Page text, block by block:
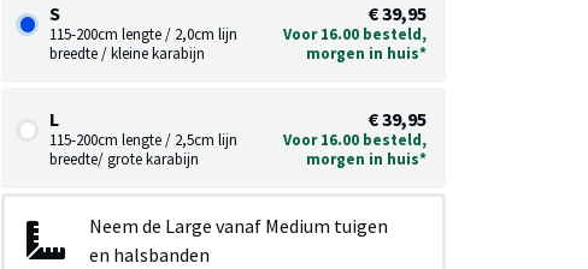
S
115-200cm lengte / 2,0cm lijn
breedte / kleine karabijn
€ 39,95
Voor 16.00 besteld,
morgen in huis*
L
115-200cm lengte / 2,5cm lijn
breedte/ grote karabijn
€ 39,95
Voor 16.00 besteld,
morgen in huis*
Neem de Large vanaf Medium tuigen
en halsbanden